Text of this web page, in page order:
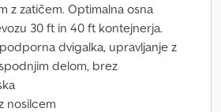
z zatičem. Optimalna osna
30 ft in 40 ft kontejnerja.
dvigalka, upravljanje z
delom, brez
nosilcem